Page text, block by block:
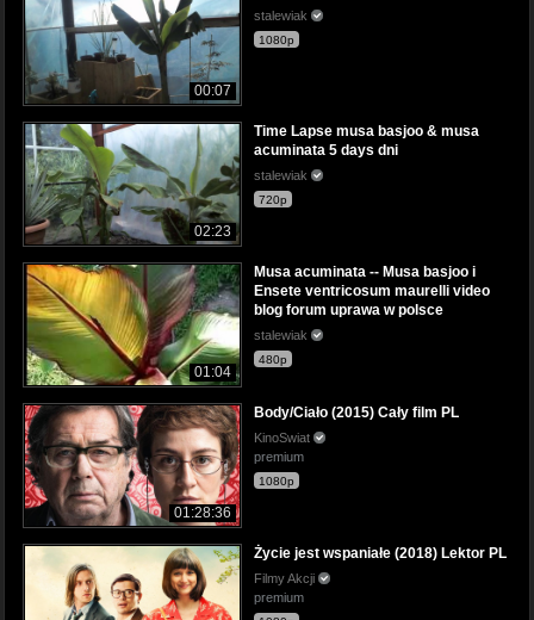
00:07
stalewiak
1080p
02:23
Time Lapse musa basjoo & musa
acuminata 5 days dni
stalewiak
720p
01:04
Musa acuminata -- Musa basjoo i
Ensete ventricosum maurelli video
blog forum uprawa w polsce
stalewiak
480p
01:28:36
Body/Ciało (2015) Cały film PL
KinoSwiat
premium
1080p
Życie jest wspaniałe (2018) Lektor PL
Filmy Akcji
premium